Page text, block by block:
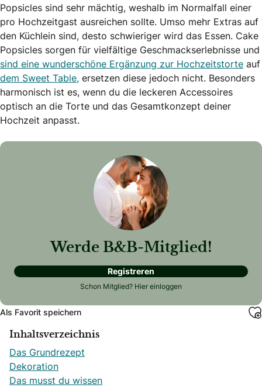
Popsicles sind sehr mächtig, weshalb im Normalfall einer
pro Hochzeitgast ausreichen sollte. Umso mehr Extras auf
den Küchlein sind, desto schwieriger wird das Essen. Cake
Popsicles sorgen für vielfältige Geschmackserlebnisse und
sind eine wunderschöne Ergänzung zur Hochzeitstorte auf
dem Sweet Table, ersetzen diese jedoch nicht. Besonders
harmonisch ist es, wenn du die leckeren Accessoires
optisch an die Torte und das Gesamtkonzept deiner
Hochzeit anpasst.
Werde B&B-Mitglied!
Registreren
Schon Mitglied? Hier einloggen
Als Favorit speichern
Inhaltsverzeichnis
Das Grundrezept
Dekoration
Das musst du wissen